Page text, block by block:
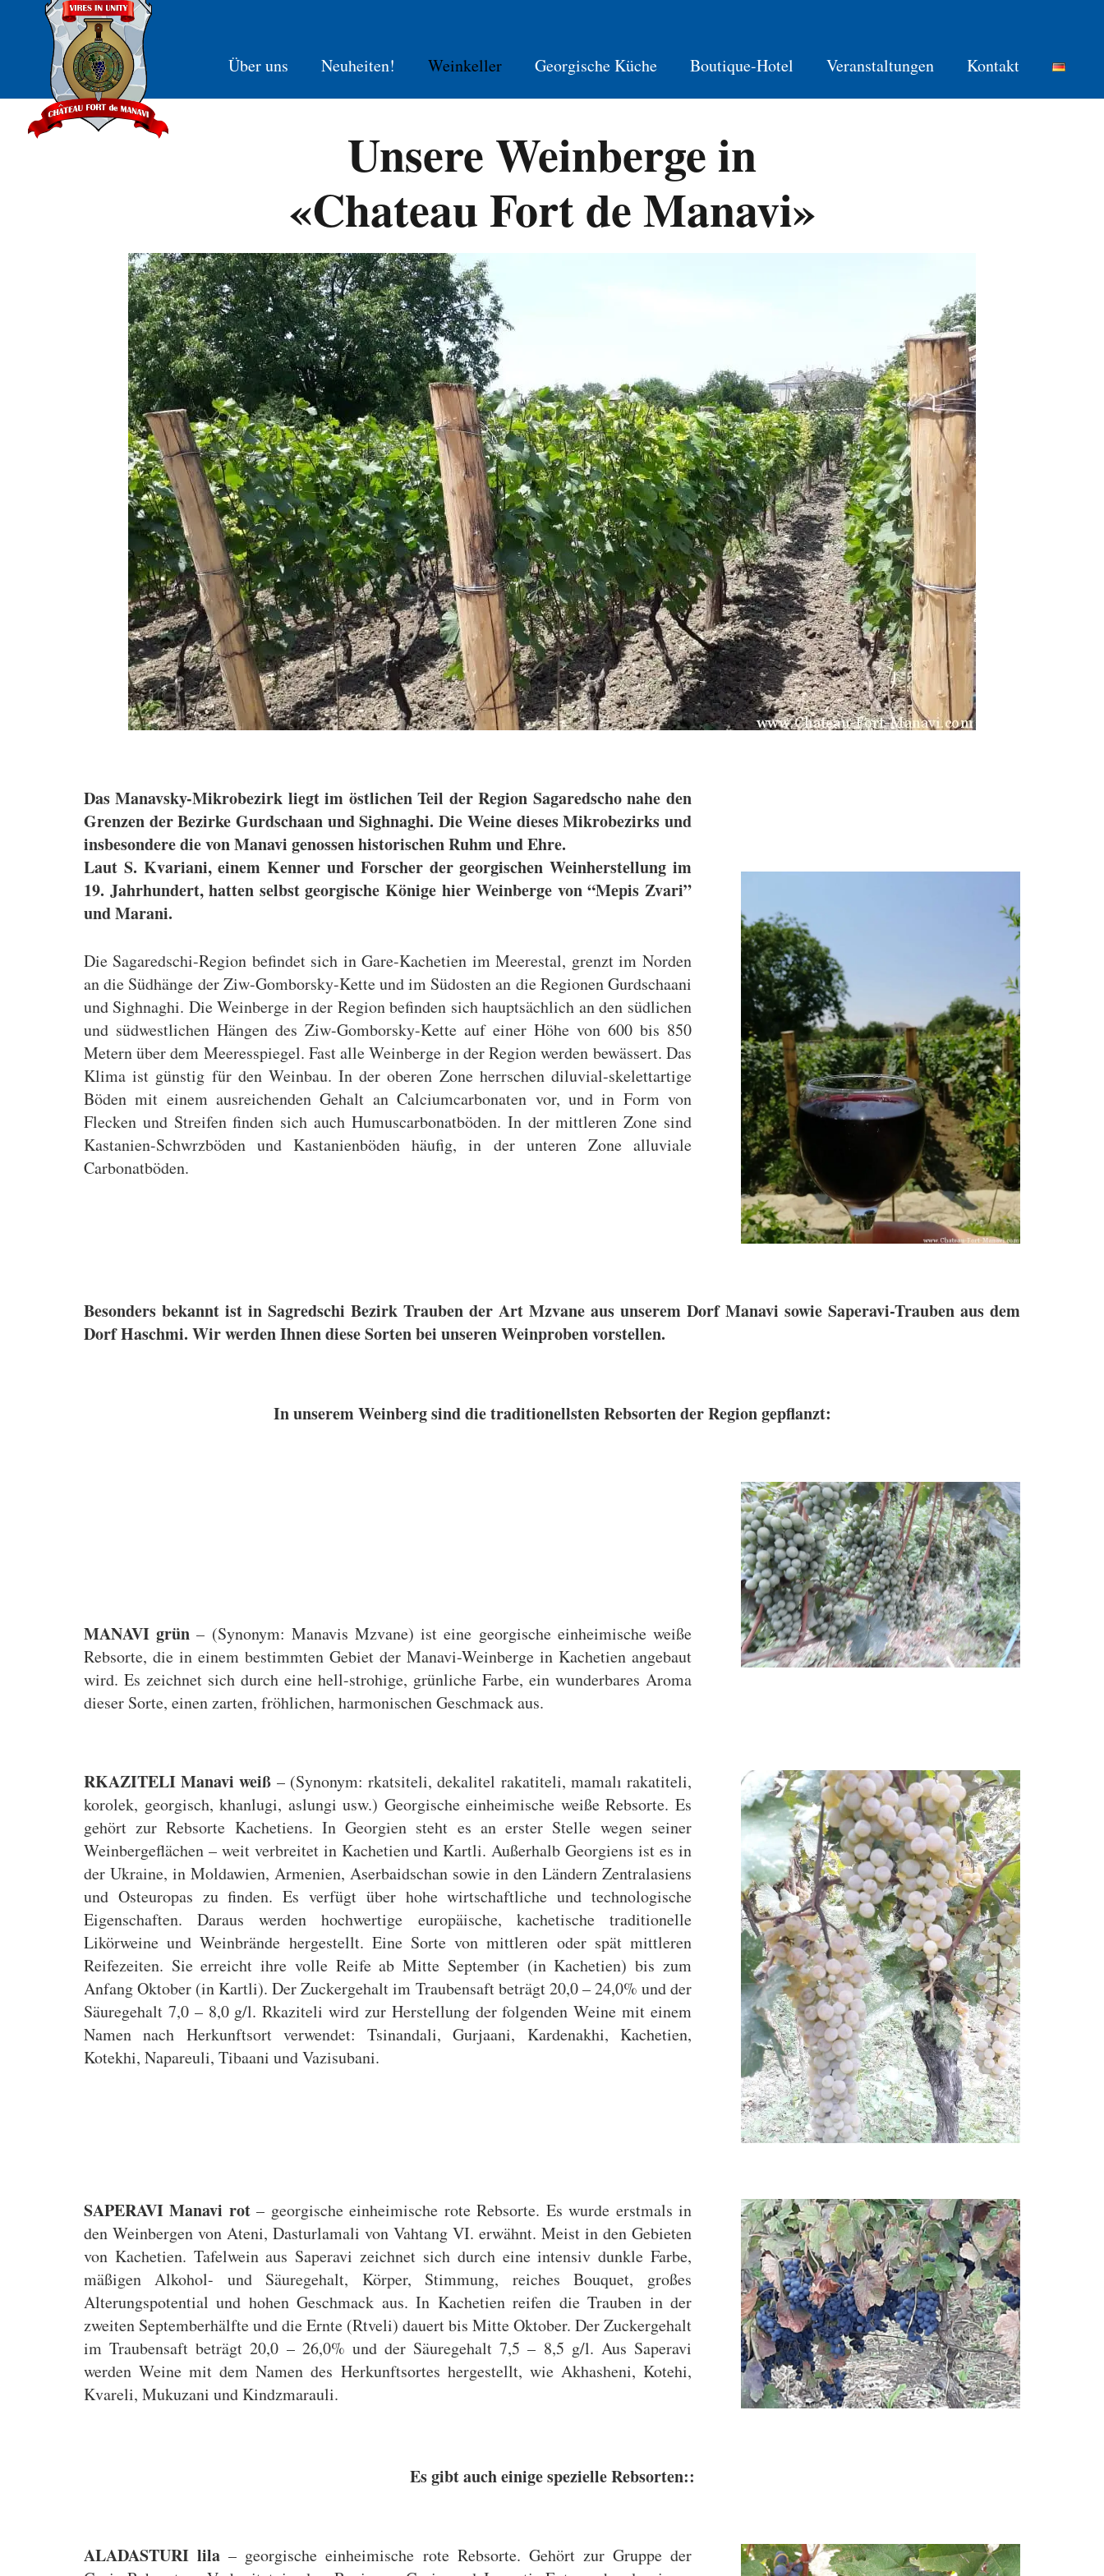
Über uns Neuheiten! Weinkeller Georgische Küche Boutique-Hotel Veranstaltungen Kontakt
Unsere Weinberge in
«Chateau Fort de Manavi»
Das Manavsky-Mikrobezirk liegt im östlichen Teil der Region Sagaredscho nahe den
Grenzen der Bezirke Gurdschaan und Sighnaghi. Die Weine dieses Mikrobezirks und
insbesondere die von Manavi genossen historischen Ruhm und Ehre.
Laut S. Kvariani, einem Kenner und Forscher der georgischen Weinherstellung im
19. Jahrhundert, hatten selbst georgische Könige hier Weinberge von “Mepis Zvari”
und Marani.
Die Sagaredschi-Region befindet sich in Gare-Kachetien im Meerestal, grenzt im Norden
an die Südhänge der Ziw-Gomborsky-Kette und im Südosten an die Regionen Gurdschaani
und Sighnaghi. Die Weinberge in der Region befinden sich hauptsächlich an den südlichen
und südwestlichen Hängen des Ziw-Gomborsky-Kette auf einer Höhe von 600 bis 850
Metern über dem Meeresspiegel. Fast alle Weinberge in der Region werden bewässert. Das
Klima ist günstig für den Weinbau. In der oberen Zone herrschen diluvial-skelettartige
Böden mit einem ausreichenden Gehalt an Calciumcarbonaten vor, und in Form von
Flecken und Streifen finden sich auch Humuscarbonatböden. In der mittleren Zone sind
Kastanien-Schwrzböden und Kastanienböden häufig, in der unteren Zone alluviale
Carbonatböden.
Besonders bekannt ist in Sagredschi Bezirk Trauben der Art Mzvane aus unserem Dorf Manavi sowie Saperavi-Trauben aus dem
Dorf Haschmi. Wir werden Ihnen diese Sorten bei unseren Weinproben vorstellen.
In unserem Weinberg sind die traditionellsten Rebsorten der Region gepflanzt:
MANAVI grün – (Synonym: Manavis Mzvane) ist eine georgische einheimische weiße
Rebsorte, die in einem bestimmten Gebiet der Manavi-Weinberge in Kachetien angebaut
wird. Es zeichnet sich durch eine hell-strohige, grünliche Farbe, ein wunderbares Aroma
dieser Sorte, einen zarten, fröhlichen, harmonischen Geschmack aus.
RKAZITELI Manavi weiß – (Synonym: rkatsiteli, dekalitel rakatiteli, mamalı rakatiteli,
korolek, georgisch, khanlugi, aslungi usw.) Georgische einheimische weiße Rebsorte. Es
gehört zur Rebsorte Kachetiens. In Georgien steht es an erster Stelle wegen seiner
Weinbergeflächen – weit verbreitet in Kachetien und Kartli. Außerhalb Georgiens ist es in
der Ukraine, in Moldawien, Armenien, Aserbaidschan sowie in den Ländern Zentralasiens
und Osteuropas zu finden. Es verfügt über hohe wirtschaftliche und technologische
Eigenschaften. Daraus werden hochwertige europäische, kachetische traditionelle
Likörweine und Weinbrände hergestellt. Eine Sorte von mittleren oder spät mittleren
Reifezeiten. Sie erreicht ihre volle Reife ab Mitte September (in Kachetien) bis zum
Anfang Oktober (in Kartli). Der Zuckergehalt im Traubensaft beträgt 20,0 – 24,0% und der
Säuregehalt 7,0 – 8,0 g/l. Rkaziteli wird zur Herstellung der folgenden Weine mit einem
Namen nach Herkunftsort verwendet: Tsinandali, Gurjaani, Kardenakhi, Kachetien,
Kotekhi, Napareuli, Tibaani und Vazisubani.
SAPERAVI Manavi rot– georgische einheimische rote Rebsorte. Es wurde erstmals in
den Weinbergen von Ateni, Dasturlamali von Vahtang VI. erwähnt. Meist in den Gebieten
von Kachetien. Tafelwein aus Saperavi zeichnet sich durch eine intensiv dunkle Farbe,
mäßigen Alkohol- und Säuregehalt, Körper, Stimmung, reiches Bouquet, großes
Alterungspotential und hohen Geschmack aus. In Kachetien reifen die Trauben in der
zweiten Septemberhälfte und die Ernte (Rtveli) dauert bis Mitte Oktober. Der Zuckergehalt
im Traubensaft beträgt 20,0 – 26,0% und der Säuregehalt 7,5 – 8,5 g/l. Aus Saperavi
werden Weine mit dem Namen des Herkunftsortes hergestellt, wie Akhasheni, Kotehi,
Kvareli, Mukuzani und Kindzmarauli.
Es gibt auch einige spezielle Rebsorten::
ALADASTURI lila – georgische einheimische rote Rebsorte. Gehört zur Gruppe der